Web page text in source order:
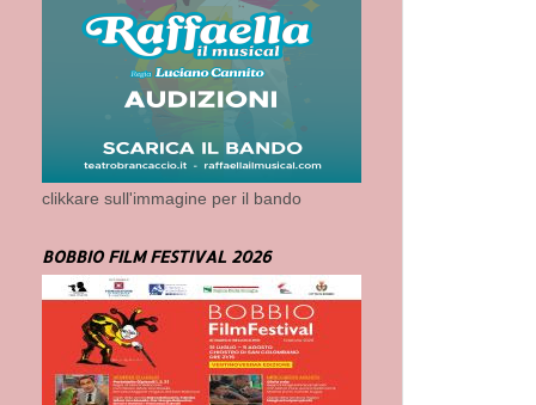
clikkare sull'immagine per il bando
BOBBIO FILM FESTIVAL 2026